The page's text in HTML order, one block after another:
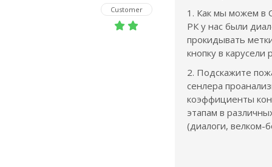
Customer
1. Как мы можем в
РК у нас были
прокидывать
кнопку в
2. Подскажите
сенлера
коэффициенты
этапам в
(диалоги, велком-